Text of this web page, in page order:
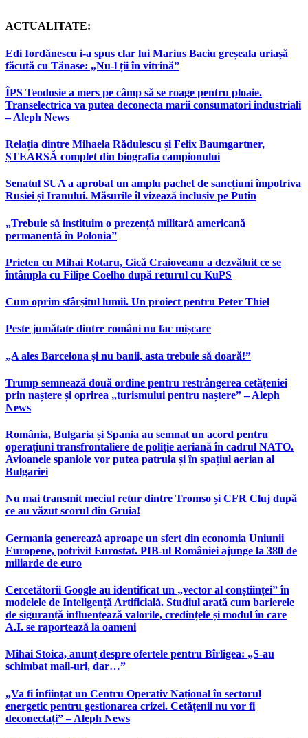
ACTUALITATE:
Edi Iordănescu i-a spus clar lui Marius Baciu greșeala uriașă
făcută cu Tănase: „Nu-l ții în vitrină”
ÎPS Teodosie a mers pe câmp să se roage pentru ploaie.
Transelectrica va putea deconecta marii consumatori industriali
– Aleph News
Relația dintre Mihaela Rădulescu și Felix Baumgartner,
ȘTEARSĂ complet din biografia campionului
Senatul SUA a aprobat un amplu pachet de sancțiuni împotriva
Rusiei și Iranului. Măsurile îl vizează inclusiv pe Putin
„Trebuie să instituim o prezență militară americană
permanentă în Polonia”
Prieten cu Mihai Rotaru, Gică Craioveanu a dezvăluit ce se
întâmpla cu Filipe Coelho după returul cu KuPS
Cum oprim sfârșitul lumii. Un proiect pentru Peter Thiel
Peste jumătate dintre români nu fac mișcare
„A ales Barcelona și nu banii, asta trebuie să doară!”
Trump semnează două ordine pentru restrângerea cetățeniei
prin naștere și oprirea „turismului pentru naștere” – Aleph
News
România, Bulgaria și Spania au semnat un acord pentru
operațiuni transfrontaliere de poliție aeriană în cadrul NATO.
Avioanele spaniole vor putea patrula și în spațiul aerian al
Bulgariei
Nu mai transmit meciul retur dintre Tromso și CFR Cluj după
ce au văzut scorul din Gruia!
Germania generează aproape un sfert din economia Uniunii
Europene, potrivit Eurostat. PIB-ul României ajunge la 380 de
miliarde de euro
Cercetătorii Google au identificat un „vector al conștiinței” în
modelele de Inteligență Artificială. Studiul arată cum barierele
de siguranță influențează valorile, credințele și modul în care
A.I. se raportează la oameni
Mihai Stoica, anunț despre ofertele pentru Bîrligea: „S-au
schimbat mail-uri, dar…”
„Va fi înființat un Centru Operativ Național în sectorul
energetic pentru gestionarea crizei. Cetățenii nu vor fi
deconectați” – Aleph News